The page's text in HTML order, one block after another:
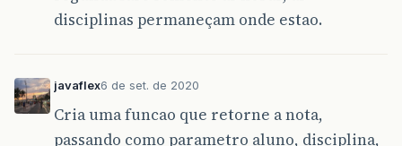
disciplinas permaneçam onde estao.
javaflex6 de set. de 2020
Cria uma funcao que retorne a nota,
passando como parametro aluno, disciplina,